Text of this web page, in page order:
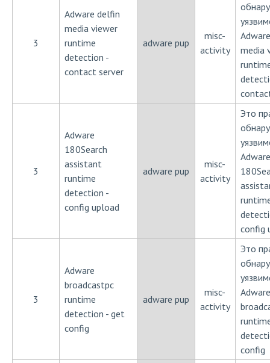
3
Adware delfin
media viewer
runtime
detection -
contact server
adware pup
misc-
activity
media
3
Adware
180Search
assistant
runtime
detection -
config upload
adware pup
misc-
activity
Это
Adware
config
3
Adware
broadcastpc
runtime
detection - get
config
adware pup
misc-
activity
Это
Adware
config